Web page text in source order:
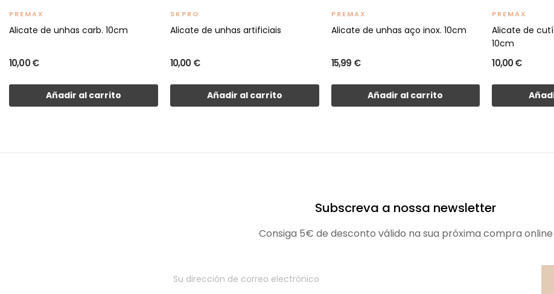
PREMAX
Alicate de unhas carb. 10cm
10,00 €
Añadir al carrito
SKPRO
Alicate de unhas artificiais
10,00 €
Añadir al carrito
PREMAX
Alicate de unhas aço inox. 10cm
15,99 €
Añadir al carrito
PREMAX
Alicate de
10cm
10,00 €
Subscreva a nossa newsletter
Consiga 5€ de desconto válido na sua próxima compra online